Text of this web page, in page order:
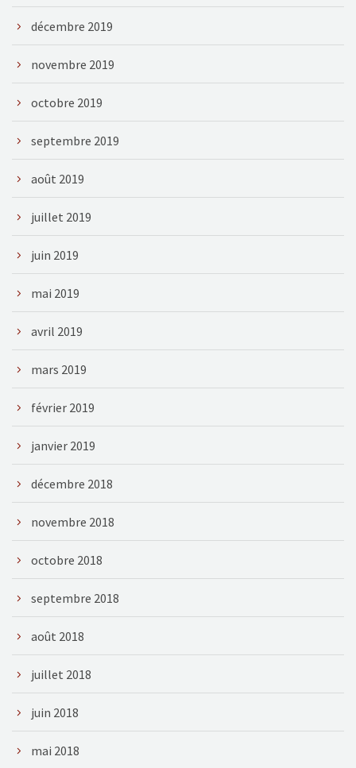
décembre 2019
novembre 2019
octobre 2019
septembre 2019
août 2019
juillet 2019
juin 2019
mai 2019
avril 2019
mars 2019
février 2019
janvier 2019
décembre 2018
novembre 2018
octobre 2018
septembre 2018
août 2018
juillet 2018
juin 2018
mai 2018